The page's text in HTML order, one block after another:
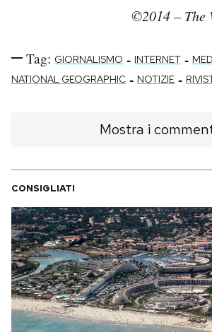
©2014 – The
Tag: GIORNALISMO - INTERNET -
NATIONAL GEOGRAPHIC - NOTIZIE -
Mostra i
CONSIGLIATI